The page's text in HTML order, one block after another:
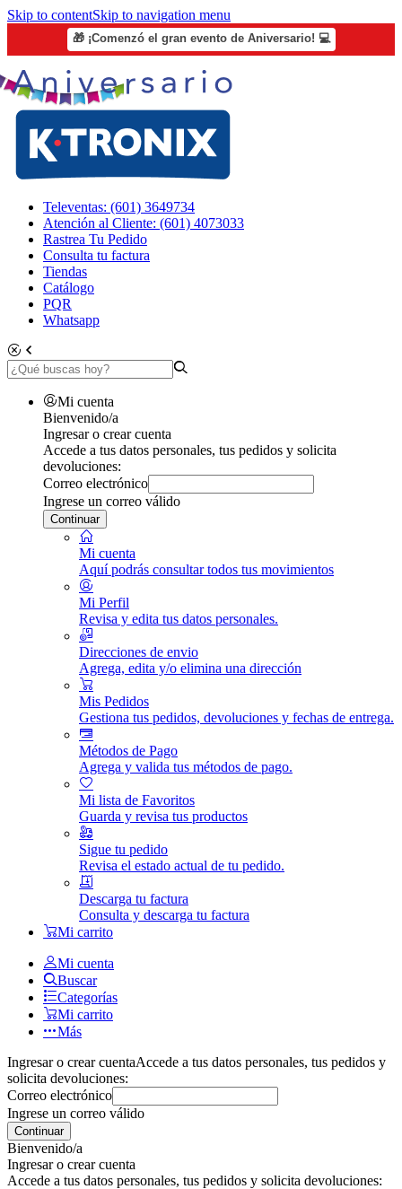
Skip to contentSkip to navigation menu
🎁 ¡Comenzó el gran evento de Aniversario! 💻
Televentas: (601) 3649734
Atención al Cliente: (601) 4073033
Rastrea Tu Pedido
Consulta tu factura
Tiendas
Catálogo
PQR
Whatsapp
Mi cuenta
Bienvenido/a
Ingresar o crear cuenta
Accede a tus datos personales, tus pedidos y solicita
devoluciones:
Correo electrónico
Ingrese un correo válido
Continuar
Mi cuenta
Aquí podrás consultar todos tus movimientos
Mi Perfil
Revisa y edita tus datos personales.
Direcciones de envio
Agrega, edita y/o elimina una dirección
Mis Pedidos
Gestiona tus pedidos, devoluciones y fechas de entrega.
Métodos de Pago
Agrega y valida tus métodos de pago.
Mi lista de Favoritos
Guarda y revisa tus productos
Sigue tu pedido
Revisa el estado actual de tu pedido.
Descarga tu factura
Consulta y descarga tu factura
Mi carrito
Mi cuenta
Buscar
Categorías
Mi carrito
Más
Ingresar o crear cuentaAccede a tus datos personales, tus pedidos y
solicita devoluciones:
Correo electrónico
Ingrese un correo válido
Continuar
Bienvenido/a
Ingresar o crear cuenta
Accede a tus datos personales, tus pedidos y solicita devoluciones: